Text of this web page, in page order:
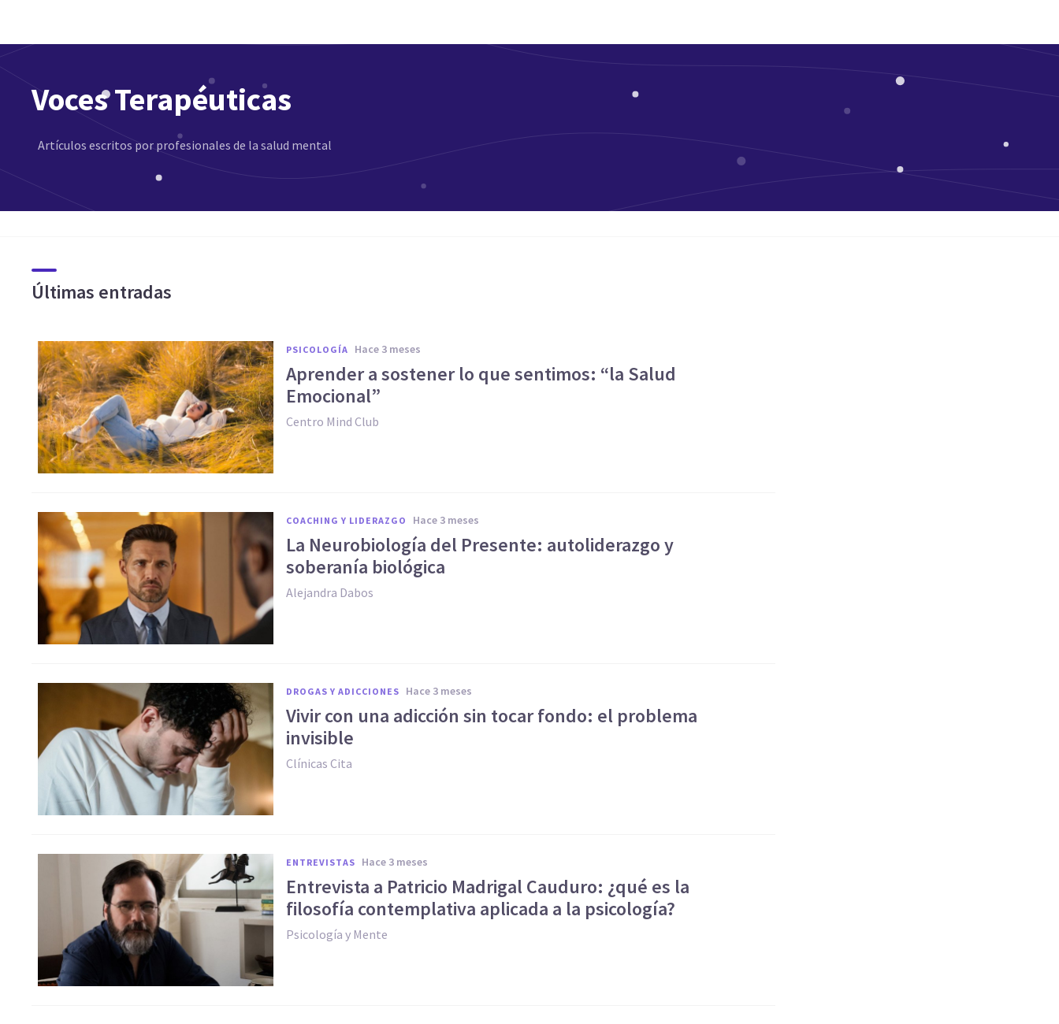
Voces Terapéuticas
Artículos escritos por profesionales de la salud mental
Últimas entradas
PSICOLOGÍA hace 3 meses
Aprender a sostener lo que sentimos: “la Salud
Emocional”
Centro Mind Club
COACHING Y LIDERAZGO hace 3 meses
La Neurobiología del Presente: autoliderazgo y
soberanía biológica
Alejandra Dabos
DROGAS Y ADICCIONES hace 3 meses
Vivir con una adicción sin tocar fondo: el problema
invisible
Clínicas Cita
ENTREVISTAS hace 3 meses
Entrevista a Patricio Madrigal Cauduro: ¿qué es la
filosofía contemplativa aplicada a la psicología?
Psicología y Mente